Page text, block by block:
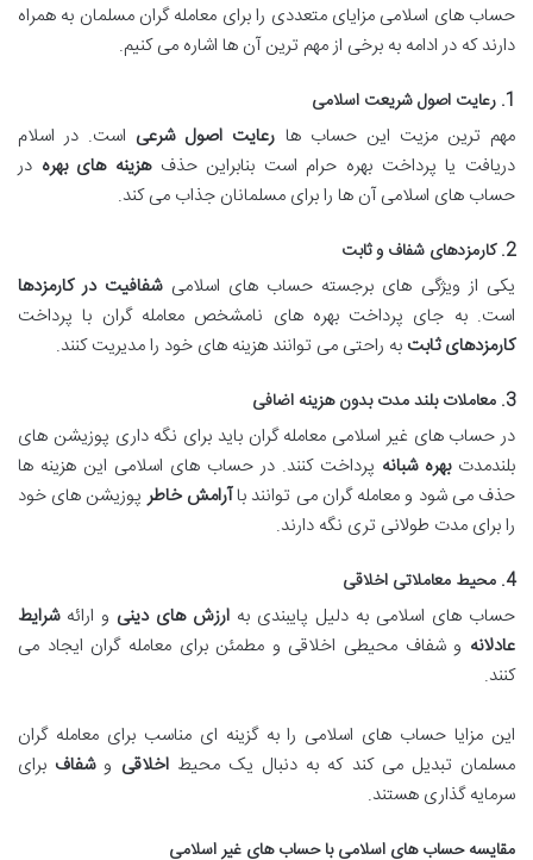
حساب های اسلامی مزایای متعددی را برای معامله گران مسلمان به همراه
دارند که در ادامه به برخی از مهم ترین آن ها اشاره می کنیم.
1. رعایت اصول شریعت اسلامی
مهم ترین مزیت این حساب ها رعایت اصول شرعی است. در اسلام
دریافت یا پرداخت بهره حرام است بنابراین حذفهزینه های بهره در
حساب های اسلامی آن ها را برای مسلمانان جذاب می کند.
2. کارمزدهای شفاف و ثابت
یکی از ویژگی های برجسته حساب های اسلامیشفافیت در کارمزدها
است. به جای پرداخت بهره های نامشخص معامله گران با پرداخت
کارمزدهای ثابت به راحتی می توانند هزینه های خود را مدیریت کنند.
3. معاملات بلند مدت بدون هزینه اضافی
در حساب های غیر اسلامی معامله گران باید برای نگه داری پوزیشن های
بلندمدتبهره شبانه پرداخت کنند. در حساب های اسلامی این هزینه ها
حذف می شود و معامله گران می توانند باآرامش خاطرپوزیشن های خود
را برای مدت طولانی تری نگه دارند.
4. محیط معاملاتی اخلاقی
حساب های اسلامی به دلیل پایبندی به ارزش های دینی و ارائهشرایط
عادلانه و شفاف محیطی اخلاقی و مطمئن برای معامله گران ایجاد می
کنند.
این مزایا حساب های اسلامی را به گزینه ای مناسب برای معامله گران
مسلمان تبدیل می کند که به دنبال یک محیطاخلاقی وشفاف برای
سرمایه گذاری هستند.
مقایسه حساب های اسلامی با حساب های غیر اسلامی